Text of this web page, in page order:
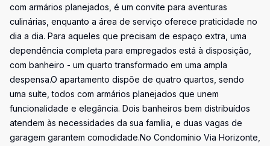
com armários planejados, é um convite para aventuras
culinárias, enquanto a área de serviço oferece praticidade no
dia a dia. Para aqueles que precisam de espaço extra, uma
dependência completa para empregados está à disposição,
com banheiro - um quarto transformado em uma ampla
despensa.O apartamento dispõe de quatro quartos, sendo
uma suíte, todos com armários planejados que unem
funcionalidade e elegância. Dois banheiros bem distribuídos
atendem às necessidades da sua família, e duas vagas de
garagem garantem comodidade.No Condomínio Via Horizonte,